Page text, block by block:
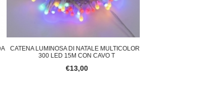
CATENA LUMINOSA DI NATALE MULTICOLORE
300 LED 15M CON CAVO T
€13,00